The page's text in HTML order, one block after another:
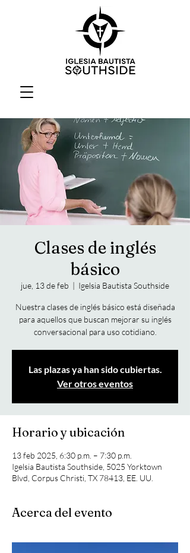
Clases de inglés
básico
jue, 13 de feb
  |
Igelsia Bautista Southside
Nuestra clases de inglés básico está diseñada
para aquellos que buscan mejorar su inglés
conversacional para uso cotidiano.
Las plazas ya han sido cubiertas.
Ver otros eventos
Horario y ubicación
13 feb 2025, 6:30 p.m. – 7:30 p.m.
Igelsia Bautista Southside, 5025 Yorktown
Blvd, Corpus Christi, TX 78413, EE. UU.
Acerca del evento